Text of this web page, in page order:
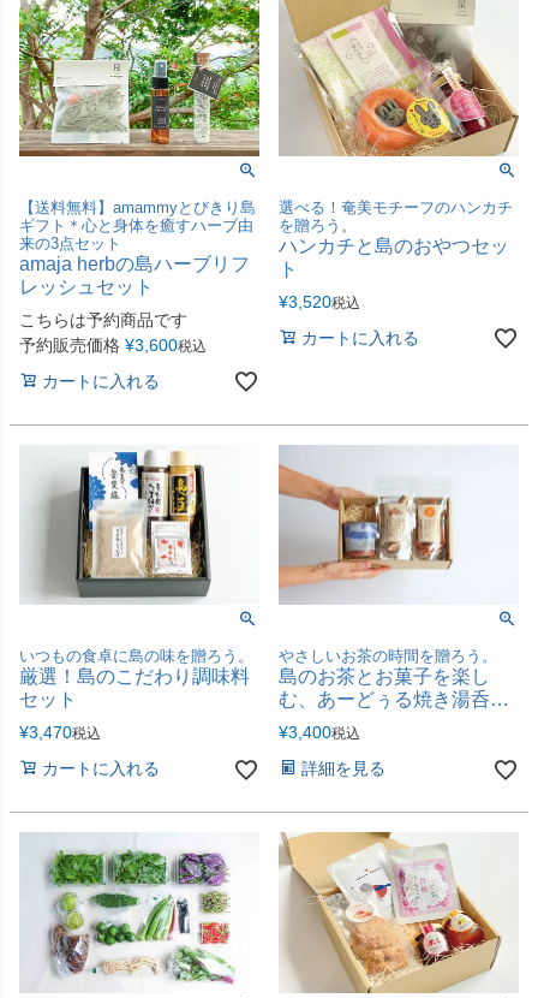
【送料無料】amammyとびきり島
ギフト＊心と身体を癒すハーブ由
来の3点セット
amaja herbの島ハーブリフ
レッシュセット
こちらは予約商品です
予約販売価格 ¥3,600税込
カートに入れる
選べる！奄美モチーフのハンカチ
を贈ろう。
ハンカチと島のおやつセッ
ト
¥3,520税込
カートに入れる
いつもの食卓に島の味を贈ろう。
厳選！島のこだわり調味料
セット
¥3,470税込
カートに入れる
やさしいお茶の時間を贈ろう。
島のお茶とお菓子を楽し
む、あーどぅる焼き湯呑み
セット
¥3,400税込
詳細を見る